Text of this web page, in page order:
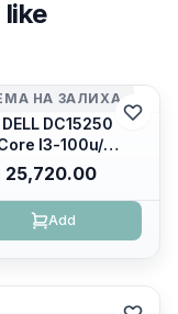
НА ЗАЛИХА
DC15250
I3-100u/
512GB SSD
Xe Graphics/
Anti-glare LED
Backlit Kb/
25,720.00
Add